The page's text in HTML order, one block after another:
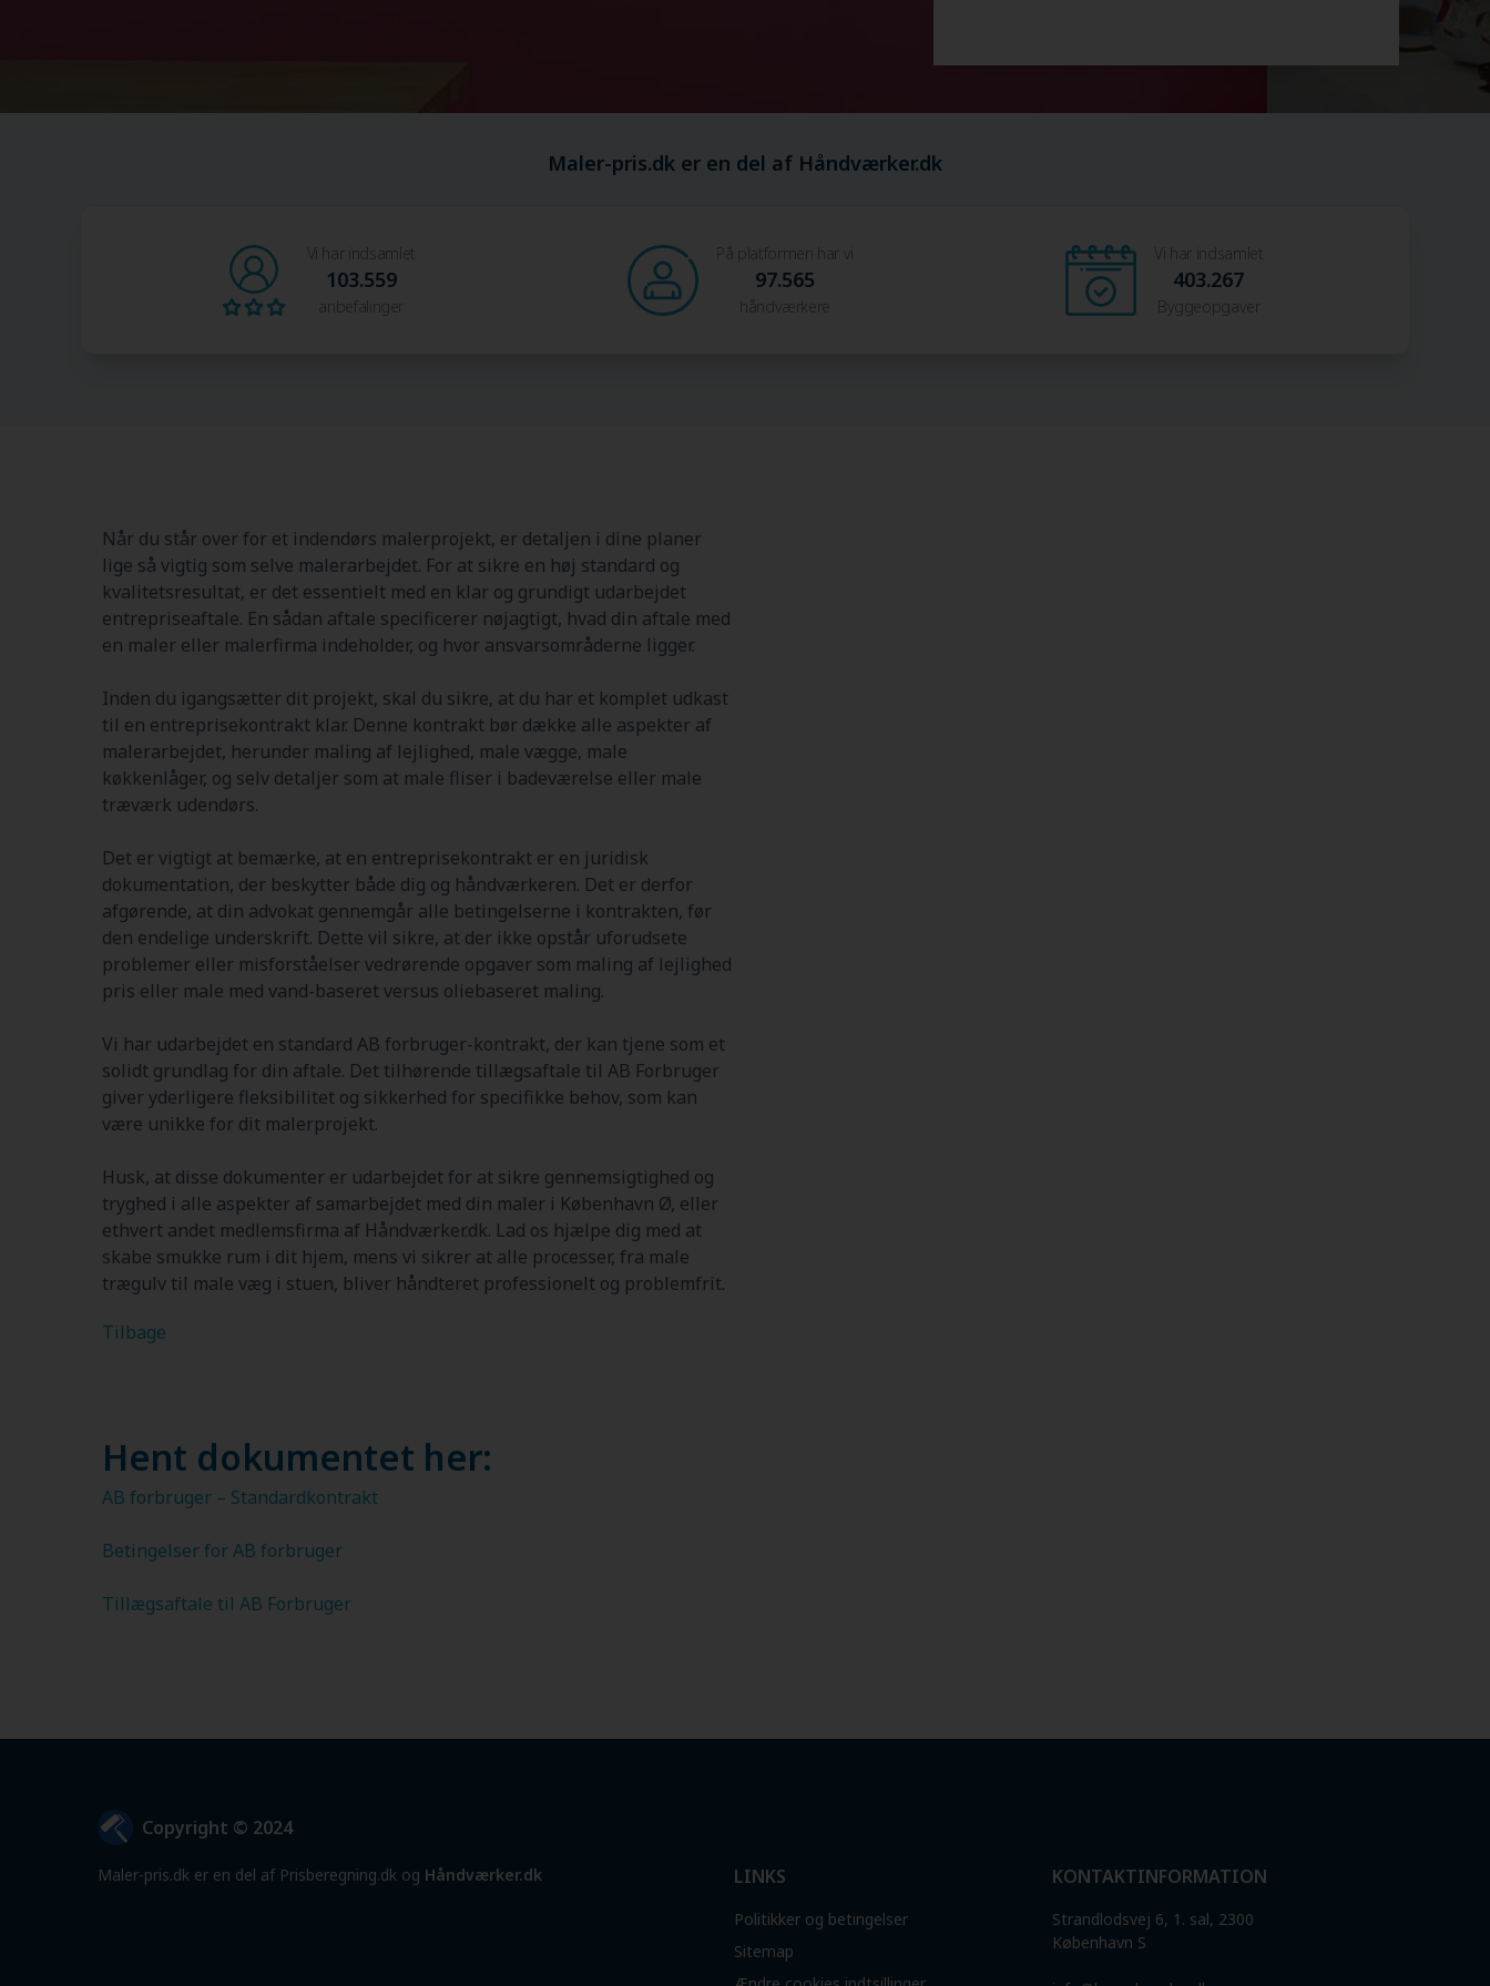
Maler-pris.dk er en del af Håndværker.dk
Vi har indsamlet
103.559
anbefalinger
På platformen har vi
97.565
håndværkere
Vi har indsamlet
403.267
Byggeopgaver
Når du står over for et indendørs malerprojekt, er detaljen i dine planer
lige så vigtig som selve malerarbejdet. For at sikre en høj standard og
kvalitetsresultat, er det essentielt med en klar og grundigt udarbejdet
entrepriseaftale. En sådan aftale specificerer nøjagtigt, hvad din aftale med
en maler eller malerfirma indeholder, og hvor ansvarsområderne ligger.
Inden du igangsætter dit projekt, skal du sikre, at du har et komplet udkast
til en entreprisekontrakt klar. Denne kontrakt bør dække alle aspekter af
malerarbejdet, herunder maling af lejlighed, male vægge, male
køkkenlåger, og selv detaljer som at male fliser i badeværelse eller male
træværk udendørs.
Det er vigtigt at bemærke, at en entreprisekontrakt er en juridisk
dokumentation, der beskytter både dig og håndværkeren. Det er derfor
afgørende, at din advokat gennemgår alle betingelserne i kontrakten, før
den endelige underskrift. Dette vil sikre, at der ikke opstår uforudsete
problemer eller misforståelser vedrørende opgaver som maling af lejlighed
pris eller male med vand-baseret versus oliebaseret maling.
Vi har udarbejdet en standard AB forbruger-kontrakt, der kan tjene som et
solidt grundlag for din aftale. Det tilhørende tillægsaftale til AB Forbruger
giver yderligere fleksibilitet og sikkerhed for specifikke behov, som kan
være unikke for dit malerprojekt.
Husk, at disse dokumenter er udarbejdet for at sikre gennemsigtighed og
tryghed i alle aspekter af samarbejdet med din maler i København Ø, eller
ethvert andet medlemsfirma af Håndværker.dk. Lad os hjælpe dig med at
skabe smukke rum i dit hjem, mens vi sikrer at alle processer, fra male
trægulv til male væg i stuen, bliver håndteret professionelt og problemfrit.
Tilbage
Hent dokumentet her:
AB forbruger – Standardkontrakt
Betingelser for AB forbruger
Tillægsaftale til AB Forbruger
Copyright © 2024
Maler-pris.dk er en del af Prisberegning.dk og Håndværker.dk LINKS
Politikker og betingelser
Sitemap
KONTAKTINFORMATION
Strandlodsvej 6, 1. sal, 2300
København S